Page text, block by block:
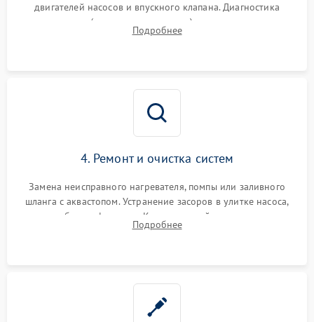
двигателей насосов и впускного клапана. Диагностика
прессостата (датчика уровня воды), датчика мутности,
концевика дверцы и электронного модуля управления.
Подробнее
4. Ремонт и очистка систем
Замена неисправного нагревателя, помпы или заливного
шланга с аквастопом. Устранение засоров в улитке насоса,
патрубках и фильтрах. Компонентный ремонт платы
управления, восстановление поврежденной проводки.
Подробнее